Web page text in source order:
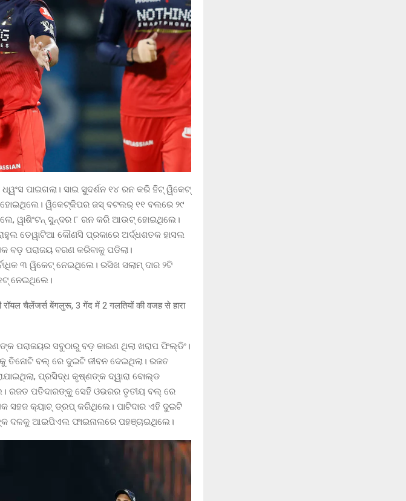
ପାଇଗଲା। ସାଇ ସୁଦର୍ଶନ ୧୪ ରନ କରି ହିଟ୍ ୱିକେଟ୍
ୱିକେଟ୍କିପର ଜସ୍ ବଟଲର୍ ୧୧ ବଲରେ ୨୯
ୱାଶିଂଟନ୍ ସୁନ୍ଦର ୮ ରନ କରି ଆଉଟ୍ ହୋଇଥିଲେ।
ତେୱାଟିଆ କୌଣସି ପ୍ରକାରେ ଅର୍ଦ୍ଧଶତକ ହାସଲ
ବଡ଼ ପରାଜୟ ବରଣ କରିବାକୁ ପଡିଲା।
୩ ୱିକେଟ୍ ନେଇଥିଲେ। ରସିଖ ସଲାମ୍ ଦାର ୨ଟି
ନେଇଥିଲେ।
ପରାଜୟର ସବୁଠାରୁ ବଡ଼ କାରଣ ଥିଲା ଖରାପ ଫିଲ୍ଡିଂ।
ତିନୋଟି ବଲ୍ ରେ ଦୁଇଟି ଜୀବନ ଦେଇଥିଲା। ରଜତ
ପ୍ରସିଦ୍ଧ କୃଷ୍ଣଙ୍କ ଦ୍ୱାରା ବୋଲ୍ଡ
ରଜତ ପତିଦାରଙ୍କୁ ସେହି ଓଭରର ତୃତୀୟ ବଲ୍ ରେ
ସହଜ କ୍ୟାଚ୍ ଡ୍ରପ୍ କରିଥିଲେ। ପାଟିଦାର ଏହି ଦୁଇଟି
ଦଳକୁ ଆଇପିଏଲ ଫାଇନାଲରେ ପହଞ୍ଚାଇଥିଲେ।